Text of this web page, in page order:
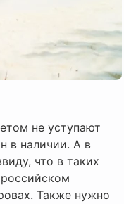
не уступают
в наличии. А в
что в таких
Также нужно